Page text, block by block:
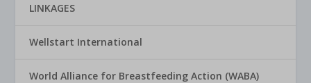
LINKAGES
Wellstart International
World Alliance for Breastfeeding Action (WABA)